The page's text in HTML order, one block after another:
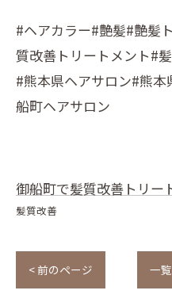
#ヘアカラー#艶髪#艶髪
質改善トリートメント#
#熊本県ヘアサロン#熊
船町ヘアサロン
御船町で髪質改善トリー
髪質改善
< 前のページ 一